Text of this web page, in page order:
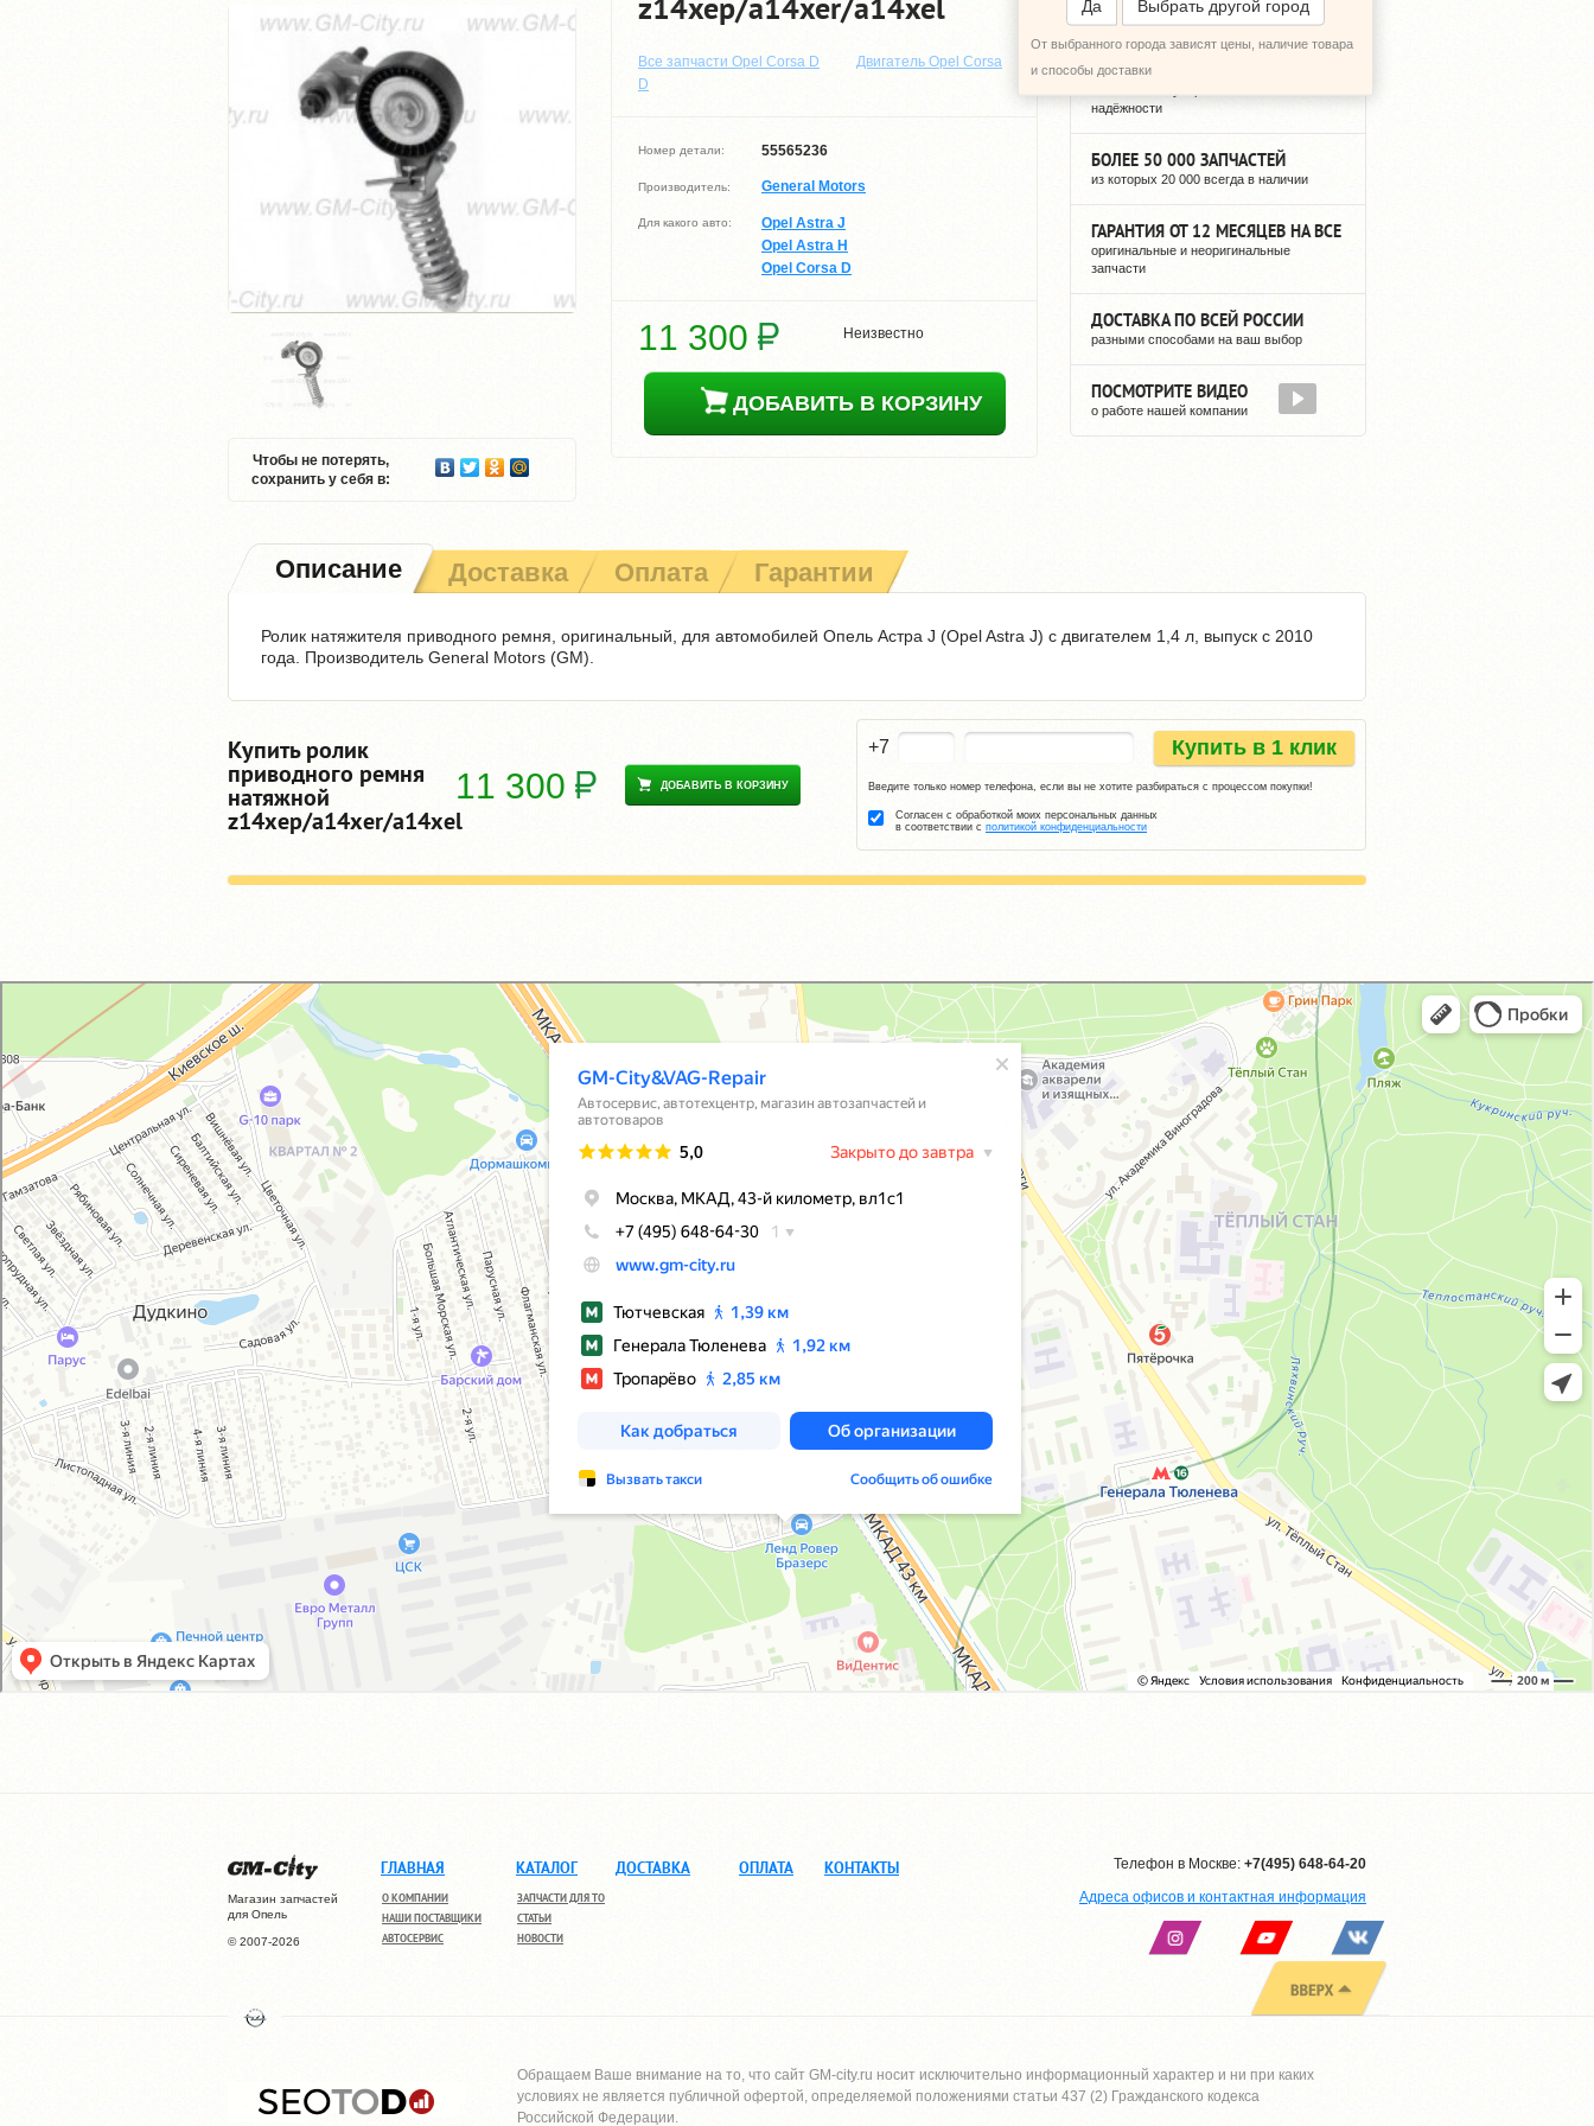
Все запчасти Opel Corsa D
Двигатель Opel Corsa
D
Чтобы не потерять,
сохранить у себя в:
Номер детали: 55565236
Производитель: General Motors
Для какого авто:
Opel Astra J
Opel Astra H
Opel Corsa D
11 300 Неизвестно
ДОБАВИТЬ В КОРЗИНУ
Да Выбрать другой город
От выбранного города зависят цены, наличие товара
и способы доставки12 ЛЕТ РЕГУЛЯРНЫХ ПОСТАВОК
надёжности
БОЛЕЕ 50 000 ЗАПЧАСТЕЙ
из которых 20 000 всегда в наличии
ГАРАНТИЯ ОТ 12 МЕСЯЦЕВ НА ВСЕ
оригинальные и неоригинальные
запчасти
ДОСТАВКА ПО ВСЕЙ РОССИИ
разными способами на ваш выбор
ПОСМОТРИТЕ ВИДЕО
о работе нашей компании
Описание Доставка Оплата Гарантии
Ролик натяжителя приводного ремня, оригинальный, для автомобилей Опель Астра J (Opel Astra J) с двигателем 1,4 л, выпуск с 2010
года. Производитель General Motors (GM).
Купить ролик
приводного ремня
натяжной
z14xep/a14xer/a14xel
11 300 ДОБАВИТЬ В КОРЗИНУ
+7 Купить в 1 клик
Введите только номер телефона, если вы не хотите разбираться с процессом покупки!
Согласен с обработкой моих персональных данных
в соответствии с политикой конфиденциальности
GM-City&VAG-Repair
Автосервис, автотехцентр в Москве
Магазин автозапчастей и автотоваров в Москве
Магазин запчастей
для Опель
© 2007-2026
ГЛАВНАЯ
О КОМПАНИИ
НАШИ ПОСТАВЩИКИ
АВТОСЕРВИС
КАТАЛОГ
ЗАПЧАСТИ ДЛЯ ТО
СТАТЬИ
НОВОСТИ
ДОСТАВКА ОПЛАТА КОНТАКТЫ Телефон в Москве: +7(495) 648-64-20
Адреса офисов и контактная информация
Обращаем Ваше внимание на то, что сайт GM-city.ru носит исключительно информационный характер и ни при каких
условиях не является публичной офертой, определяемой положениями статьи 437 (2) Гражданского кодекса
Российской Федерации.